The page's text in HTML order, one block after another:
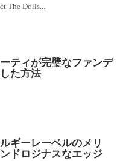
The Dolls...
ティが完璧なファンデ
た方法
ギーレーベルのメリ
ドロジナスなエッジ